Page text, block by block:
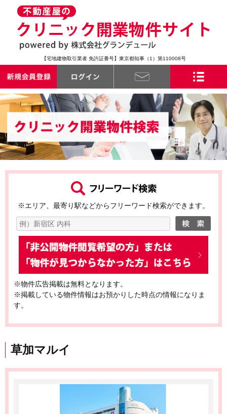
【宅地建物取引業者 免許証番号】東京都知事（1）第110008号
※エリア、最寄り駅などからフリーワード検索ができます。
※物件広告掲載は無料となります。
※掲載している物件情報はお預かりした時点の情報になりま
す。
草加マルイ